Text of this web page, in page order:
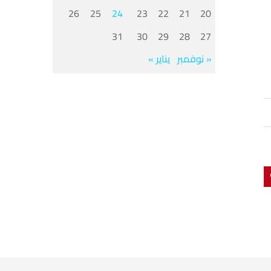
20
21
22
23
24
25
26
27
28
29
30
31
« نوفمبر يناير »